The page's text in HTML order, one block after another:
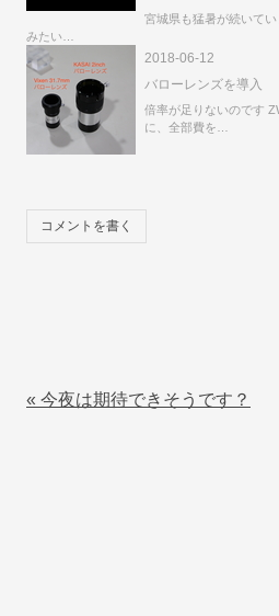
宮城県も猛暑が続いて
みたい…
2018-06-12
バローレンズを導入
倍率が足りないのです
に、全部費を…
コメントを書く
« 今夜は期待できそうです？